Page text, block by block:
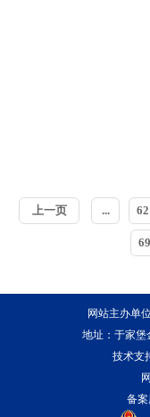
上一页 ... 62
69
网站主办单
地址：于家堡
技术支
备